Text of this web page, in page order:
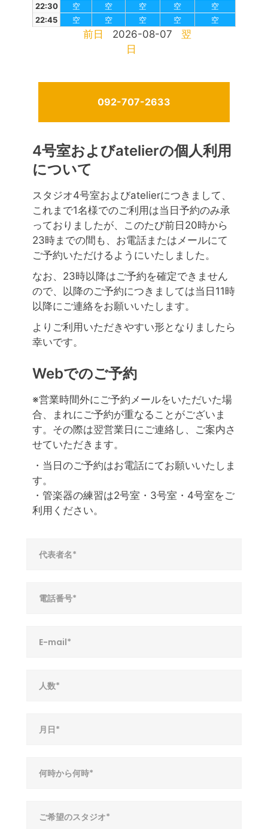
22:30
空 空 空 空
空
22:45
空 空 空 空 空
前日 2026-08-07
翌
日
092-707-2633
4号室およびatelierの個人利用
について
スタジオ4号室およびatelierにつきまして、
これまで1名様でのご利用は当日予約のみ承
っておりましたが、このたび前日20時から
23時までの間も、お電話またはメールにて
ご予約いただけるようにいたしました。
なお、23時以降はご予約を確定できません
ので、以降のご予約につきましては当日11時
以降にご連絡をお願いいたします。
よりご利用いただきやすい形となりましたら
幸いです。
Webでのご予約
※営業時間外にご予約メールをいただいた場
合、まれにご予約が重なることがございま
す。その際は翌営業日にご連絡し、ご案内さ
せていただきます。
・当日のご予約はお電話にてお願いいたしま
す。
・管楽器の練習は2号室・3号室・4号室をご
利用ください。